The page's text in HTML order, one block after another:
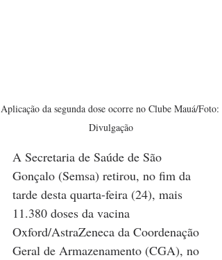
Aplicação da segunda dose ocorre no Clube Mauá/Foto:
Divulgação
A Secretaria de Saúde de São
Gonçalo (Semsa) retirou, no fim da
tarde desta quarta-feira (24), mais
11.380 doses da vacina
Oxford/AstraZeneca da Coordenação
Geral de Armazenamento (CGA), no